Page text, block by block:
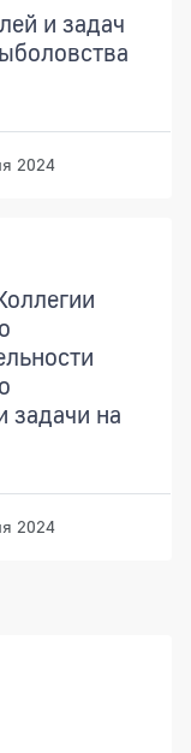
и задач
2024
задачи на
2024